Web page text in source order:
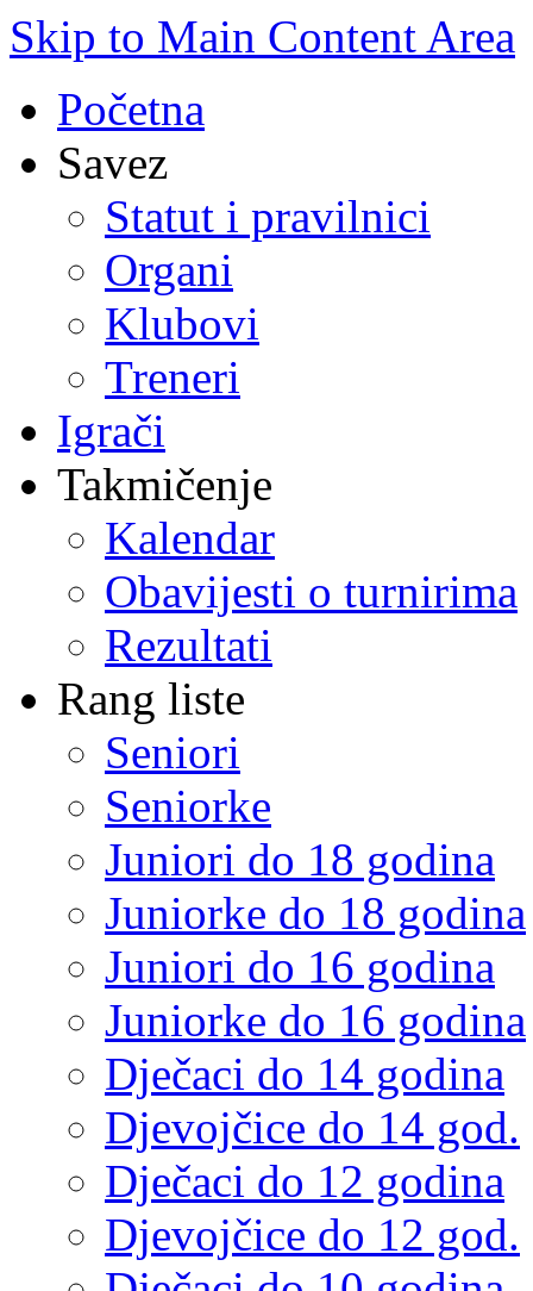
Skip to Main Content Area
Početna
Savez
Statut i pravilnici
Organi
Klubovi
Treneri
Igrači
Takmičenje
Kalendar
Obavijesti o turnirima
Rezultati
Rang liste
Seniori
Seniorke
Juniori do 18 godina
Juniorke do 18 godina
Juniori do 16 godina
Juniorke do 16 godina
Dječaci do 14 godina
Djevojčice do 14 god.
Dječaci do 12 godina
Djevojčice do 12 god.